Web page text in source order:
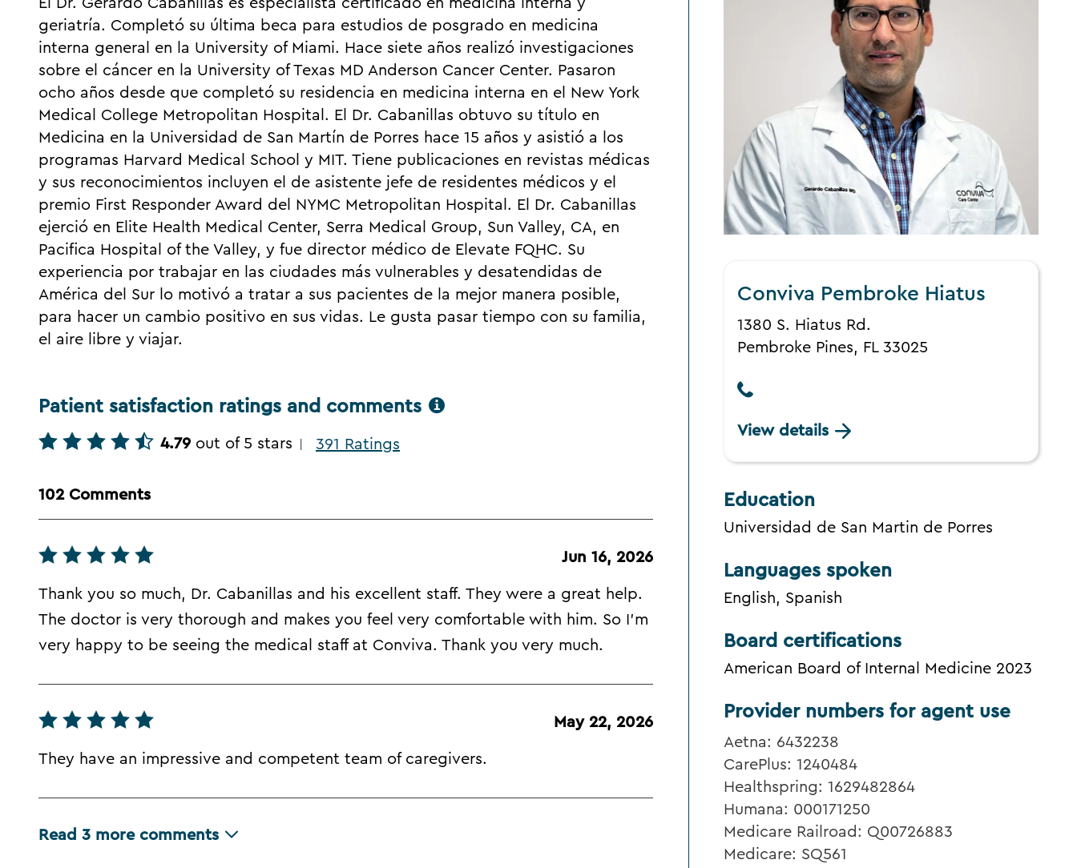
Conviva Pembroke Hiatus
1380 S. Hiatus Rd.
Pembroke Pines, FL 33025
View details
Education
Universidad de San Martin de Porres
Languages spoken
English, Spanish
Board certifications
American Board of Internal Medicine 2023
El Dr. Gerardo Cabanillas es especialista certificado en medicina interna y
geriatría. Completó su última beca para estudios de posgrado en medicina
interna general en la University of Miami. Hace siete años realizó investigaciones
sobre el cáncer en la University of Texas MD Anderson Cancer Center. Pasaron
ocho años desde que completó su residencia en medicina interna en el New York
Medical College Metropolitan Hospital. El Dr. Cabanillas obtuvo su título en
Medicina en la Universidad de San Martín de Porres hace 15 años y asistió a los
programas Harvard Medical School y MIT. Tiene publicaciones en revistas médicas
y sus reconocimientos incluyen el de asistente jefe de residentes médicos y el
premio First Responder Award del NYMC Metropolitan Hospital. El Dr. Cabanillas
ejerció en Elite Health Medical Center, Serra Medical Group, Sun Valley, CA, en
Pacifica Hospital of the Valley, y fue director médico de Elevate FQHC. Su
experiencia por trabajar en las ciudades más vulnerables y desatendidas de
América del Sur lo motivó a tratar a sus pacientes de la mejor manera posible,
para hacer un cambio positivo en sus vidas. Le gusta pasar tiempo con su familia,
el aire libre y viajar.
Patient satisfaction ratings and comments
4.79 out of 5 stars 391 Ratings
102 Comments
Jun 16, 2026
Thank you so much, Dr. Cabanillas and his excellent staff. They were a great help.
The doctor is very thorough and makes you feel very comfortable with him. So I'm
very happy to be seeing the medical staff at Conviva. Thank you very much.
May 22, 2026
They have an impressive and competent team of caregivers.
Read 3 more comments
Provider numbers for agent use
Aetna: 6432238
CarePlus: 1240484
Healthspring: 1629482864
Humana: 000171250
Medicare Railroad: Q00726883
Medicare: SQ561